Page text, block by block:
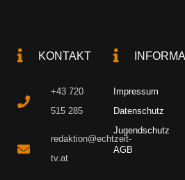
KONTAKT
+43 720
515 285
redaktion@echtzeit-
tv.at
Impressum
Datenschutz
Jugendschutz
AGB